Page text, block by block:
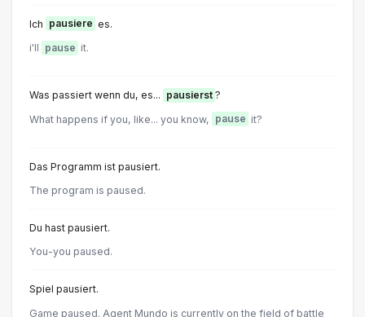
Ich pausiere es.
i'll pause it.
Was passiert wenn du, es... pausierst ?
What happens if you, like... you know, pause it?
Das Programm ist pausiert.
The program is paused.
Du hast pausiert.
You-you paused.
Spiel pausiert.
Game paused. Agent Mundo is currently on the field of battle